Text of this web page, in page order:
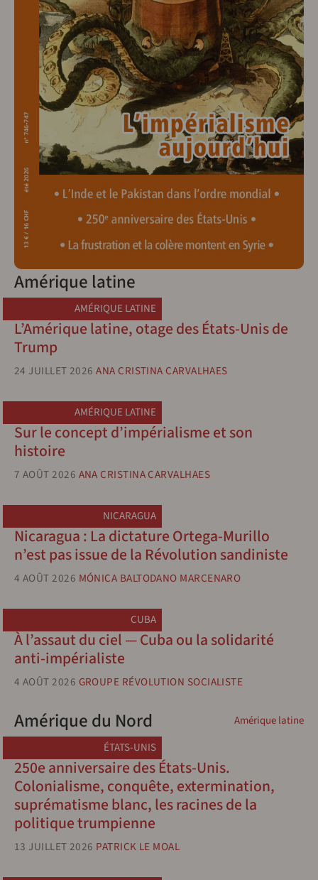
Amérique latine
AMÉRIQUE LATINE
L’Amérique latine, otage des États-Unis de
Trump
24 JUILLET 2026 ANA CRISTINA CARVALHAES
AMÉRIQUE LATINE
Sur le concept d’impérialisme et son
histoire
7 AOÛT 2026 ANA CRISTINA CARVALHAES
NICARAGUA
Nicaragua : La dictature Ortega-Murillo
n’est pas issue de la Révolution sandiniste
4 AOÛT 2026 MÓNICA BALTODANO MARCENARO
CUBA
À l’assaut du ciel — Cuba ou la solidarité
anti-impérialiste
4 AOÛT 2026 GROUPE RÉVOLUTION SOCIALISTE
Amérique latine
Amérique du Nord
ÉTATS-UNIS
250e anniversaire des États-Unis.
Colonialisme, conquête, extermination,
suprématisme blanc, les racines de la
politique trumpienne
13 JUILLET 2026 PATRICK LE MOAL